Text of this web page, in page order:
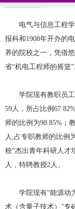
电气与信息工程
报科和 1908年开办的
养的院校之一，凭借
省“机电工程师的摇篮”
学院现有教职员
59人，所占比例
师的比例为98.85%；
人,占专职教师的比例
校“杰出青年科研人才
人，特聘教授2人。
学院现有“能源动
术（含量子技术）”专